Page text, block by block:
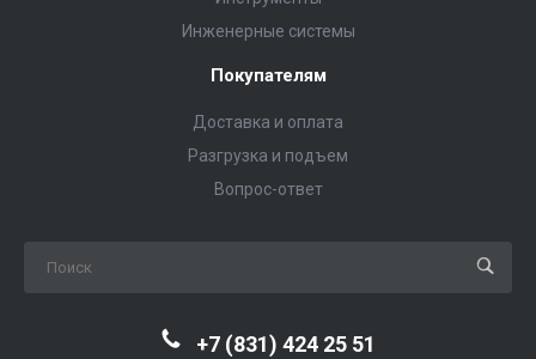
Инженерные системы
Покупателям
Доставка и оплата
Разгрузка и подъем
Вопрос-ответ
+7 (831) 424 25 51